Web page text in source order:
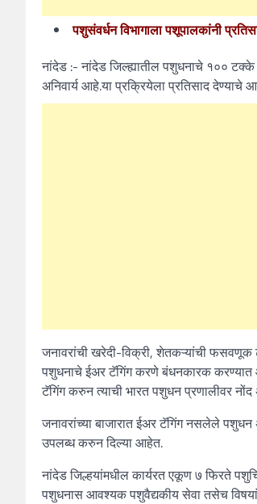
पशुसंवर्धन विभागाला पशूपालकांनी
नांदेड :- नांदेड जिल्ह्यातील पशुधनाचे १००
अनिवार्य आहे.या प्रक्रियेला प्रतिसाद
जनावरांची खरेदी-विक्री, शेतकऱ्यांची फसवणूक
पशुधनाचे ईअर टॅगिंग करणे बंधनकारक करण्यात
टॅगिंग करुन त्याची भारत पशुधन प्रणालीवर
जनावरांच्या बाजारात ईअर टॅगिंग नसलेले पशुधन
उपलब्ध करुन दिल्या आहेत.
नांदेड जिल्हयांमधील कार्यरत एकूण ७ फिरते
पशुधनास आवश्यक पशुवैद्यकीय सेवा तसेच